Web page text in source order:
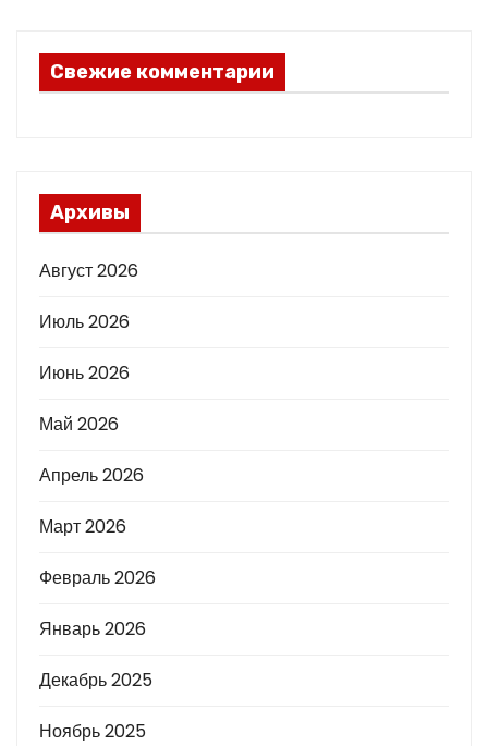
Свежие комментарии
Архивы
Август 2026
Июль 2026
Июнь 2026
Май 2026
Апрель 2026
Март 2026
Февраль 2026
Январь 2026
Декабрь 2025
Ноябрь 2025